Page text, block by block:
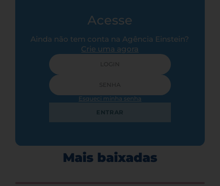
Acesse
Ainda não tem conta na Agência Einstein?
Crie uma agora
Esqueci minha senha
ENTRAR
Mais baixadas